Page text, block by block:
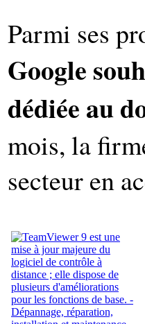
Parmi ses
Google
dédiée au
mois, la
secteur en